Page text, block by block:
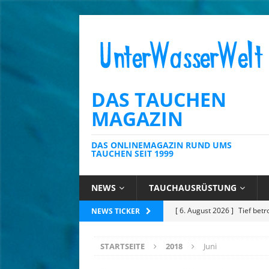
DAS TAUCHEN
MAGAZIN
DAS ONLINEMAGAZIN RUND UMS
TAUCHEN SEIT 1999
NEWS TAUCHAUSRÜSTUNG
NEWS TICKER [ 6. August 2026 ] Kein
[ 6. August 2026 ]
STARTSEITE 2018 Juni